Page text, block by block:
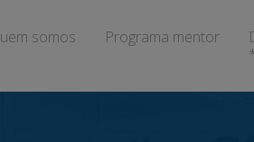
somos Programa mentor